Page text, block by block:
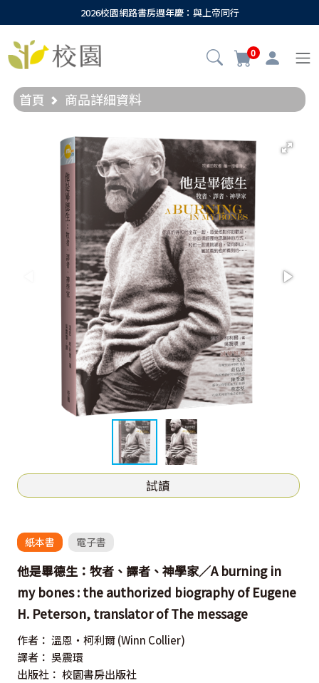
2026校園網路書房週年慶：與上帝同行
0
首頁 商品詳細資料
試讀
紙本書 電子書
他是畢德生：牧者、譯者、神學家／A burning in
my bones : the authorized biography of Eugene
H. Peterson, translator of The message
作者： 溫恩‧柯利爾 (Winn Collier)
譯者： 吳震環
出版社： 校園書房出版社